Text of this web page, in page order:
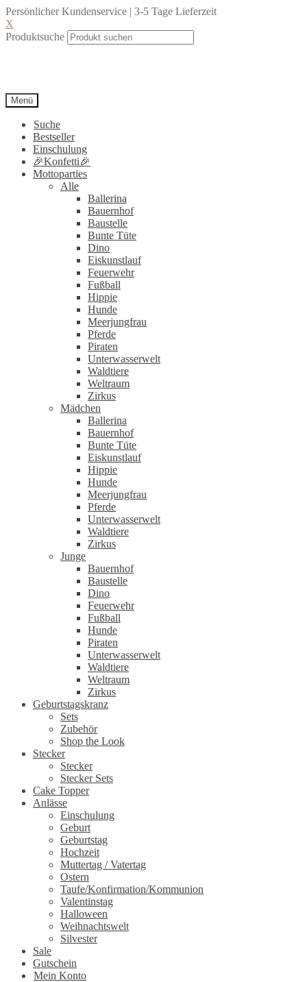
Persönlicher Kundenservice | 3-5 Tage Lieferzeit
X
Produktsuche
Menü
Suche
Bestseller
Einschulung
🎉Konfetti🎉
Mottoparties
Alle
Ballerina
Bauernhof
Baustelle
Bunte Tüte
Dino
Eiskunstlauf
Feuerwehr
Fußball
Hippie
Hunde
Meerjungfrau
Pferde
Piraten
Unterwasserwelt
Waldtiere
Weltraum
Zirkus
Mädchen
Ballerina
Bauernhof
Bunte Tüte
Eiskunstlauf
Hippie
Hunde
Meerjungfrau
Pferde
Unterwasserwelt
Waldtiere
Zirkus
Junge
Bauernhof
Baustelle
Dino
Feuerwehr
Fußball
Hunde
Piraten
Unterwasserwelt
Waldtiere
Weltraum
Zirkus
Geburtstagskranz
Sets
Zubehör
Shop the Look
Stecker
Stecker
Stecker Sets
Cake Topper
Anlässe
Einschulung
Geburt
Geburtstag
Hochzeit
Muttertag / Vatertag
Ostern
Taufe/Konfirmation/Kommunion
Valentinstag
Halloween
Weihnachtswelt
Silvester
Sale
Gutschein
Mein Konto